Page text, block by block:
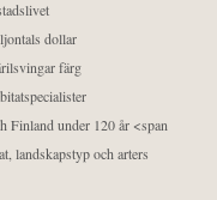
dollar
färg
Finland under 120 år <span
landskapstyp och arters